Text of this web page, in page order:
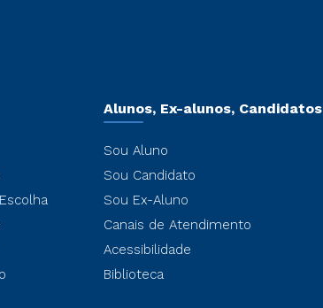
Alunos, Ex-alunos, Candidatos
Sou Aluno
Sou Candidato
Sou Ex-Aluno
Canais de Atendimento
Acessibilidade
Biblioteca